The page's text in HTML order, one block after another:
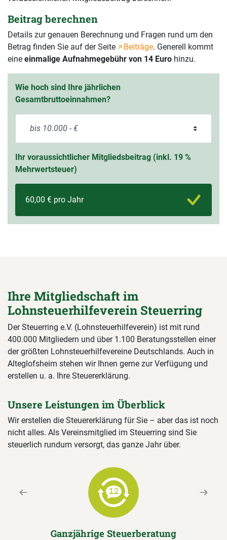
Beitrag berechnen
Details zur genauen Berechnung und Fragen rund um den
Betrag finden Sie auf der Seite
Beiträge. Generell kommt
eine einmalige Aufnahmegebühr von 14 Euro hinzu.
Wie hoch sind Ihre jährlichen
Gesamtbruttoeinnahmen?
Ihr voraussichtlicher Mitgliedsbeitrag (inkl. 19 %
Mehrwertsteuer)
60,00 € pro Jahr
Ihre Mitgliedschaft im
Lohnsteuerhilfeverein Steuerring
Der Steuerring e.V. (Lohnsteuerhilfeverein) ist mit rund
400.000 Mitgliedern und über 1.100 Beratungsstellen einer
der größten Lohnsteuerhilfevereine Deutschlands. Auch in
Alteglofsheim stehen wir Ihnen gerne zur Verfügung und
erstellen u. a. Ihre Steuererklärung.
Unsere Leistungen im Überblick
Wir erstellen die Steuererklärung für Sie – aber das ist noch
nicht alles. Als Vereinsmitglied im Steuerring sind Sie
steuerlich rundum versorgt, das ganze Jahr über.
Ganzjährige Steuerberatung
Previous Next